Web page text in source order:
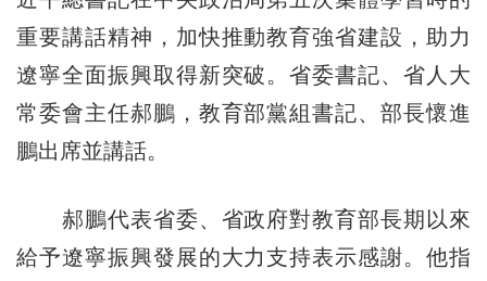
重要講話精神，加快推動教育強省建設，助力
遼寧全面振興取得新突破。省委書記、省人大
常委會主任郝鵬，教育部黨組書記、部長懷進
鵬出席並講話。
郝鵬代表省委、省政府對教育部長期以來
給予遼寧振興發展的大力支持表示感謝。他指